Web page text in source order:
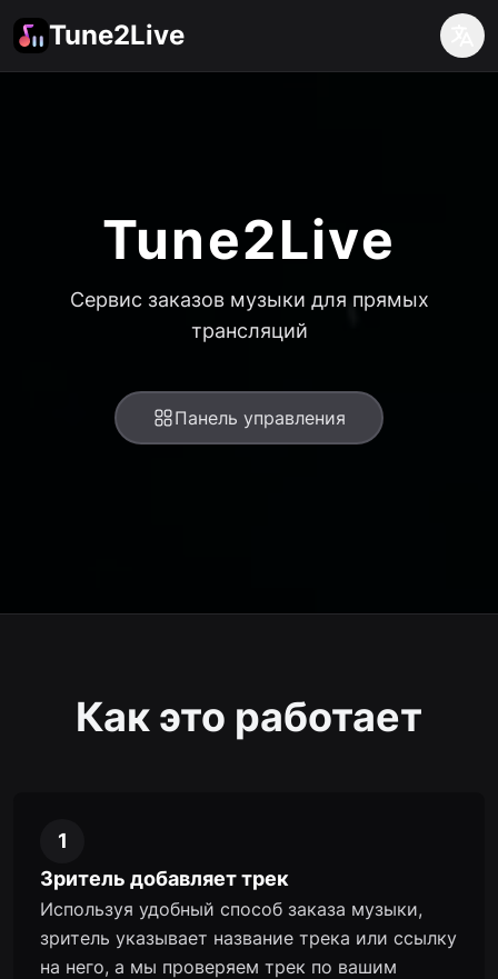
Tune2Live
Tune2Live
Сервис заказов музыки для прямых
трансляций
Панель управления
Как это работает
1
Зритель добавляет трек
Используя удобный способ заказа музыки,
зритель указывает название трека или ссылку
на него, а мы проверяем трек по вашим